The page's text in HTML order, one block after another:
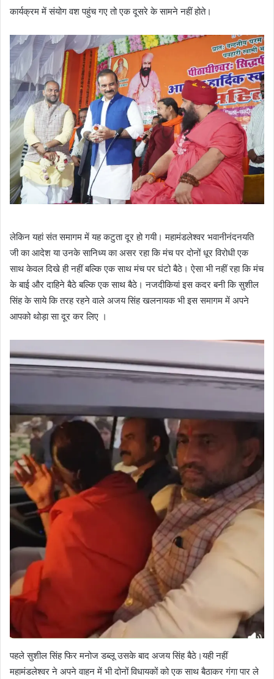
कार्यक्रम में संयोग वश पहुंच गए तो एक दूसरे के सामने नहीं होते।
लेकिन यहां संत समागम में यह कटुता दूर हो गयी। महामंडलेश्वर भवानीनंदनयति
जी का आदेश या उनके सानिध्य का असर रहा कि मंच पर दोनों धूर विरोधी एक
साथ केवल दिखे ही नहीं बल्कि एक साथ मंच पर घंटो बैठे। ऐसा भी नहीं रहा कि मंच
के बाई और दाहिने बैठे बल्कि एक साथ बैठे। नजदीकियां इस कदर बनी कि सुशील
सिंह के साये कि तरह रहने वाले अजय सिंह खलनायक भी इस समागम में अपने
आपको थोड़ा सा दूर कर लिए ।
पहले सुशील सिंह फिर मनोज डब्लू उसके बाद अजय सिंह बैठे।यही नहीं
महामंडलेश्वर ने अपने वाहन में भी दोनों विधायकों को एक साथ बैठाकर गंगा पार ले